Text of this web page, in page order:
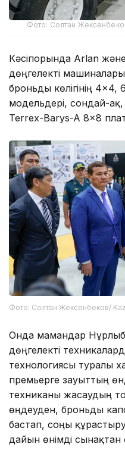
Фото: Солтан
Кәсіпорында Arlan
дөңгелекті
броньды көлігінің
модельдері, сондай-ақ,
Terrex-Barys-A 8×8
Фото: Солтан Жексенбеков/
Онда мамандар
дөңгелекті
технологиясы туралы
премьерге зауыттың
техниканы жасаудың
өңдеуден, броньды
бастап, соңғы
дайын өнімді сынақтан